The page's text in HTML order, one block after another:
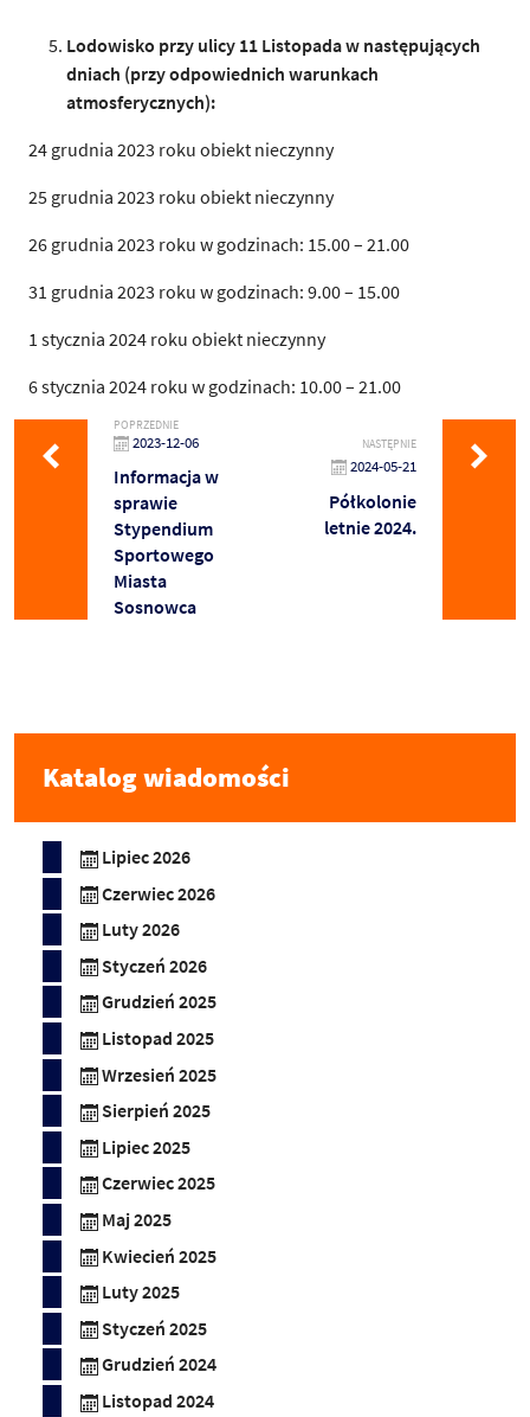
Lodowisko przy ulicy 11 Listopada w następujących
dniach (przy odpowiednich warunkach
atmosferycznych):
24 grudnia 2023 roku obiekt nieczynny
25 grudnia 2023 roku obiekt nieczynny
26 grudnia 2023 roku w godzinach: 15.00 – 21.00
31 grudnia 2023 roku w godzinach: 9.00 – 15.00
1 stycznia 2024 roku obiekt nieczynny
6 stycznia 2024 roku w godzinach: 10.00 – 21.00
POPRZEDNIE
2023-12-06
Informacja w
sprawie
Stypendium
Sportowego
Miasta
Sosnowca
NASTĘPNIE
2024-05-21
Półkolonie
letnie 2024.
Katalog wiadomości
Lipiec 2026
Czerwiec 2026
Luty 2026
Styczeń 2026
Grudzień 2025
Listopad 2025
Wrzesień 2025
Sierpień 2025
Lipiec 2025
Czerwiec 2025
Maj 2025
Kwiecień 2025
Luty 2025
Styczeń 2025
Grudzień 2024
Listopad 2024